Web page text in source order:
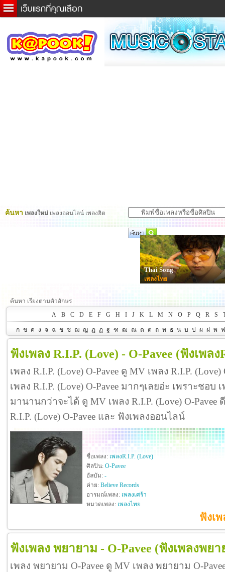
ข่าวด่วน
ละคร
ค้นหา เพลงใหม่ เพลงออนไลน์ เพลงฮิต
Thai Song
เพลงไทย
ค้นหา เรียงตามตัวอักษร
A
B C D E F G H I J K L M N O P Q R S
ก ข ค ง จ ฉ ช ซ ฌ ญ ฎ ฏ ฐ ฑ ฒ ณ ด ต ถ ท ธ น บ ป ผ ฝ พ ฟ
ฟังเพลง R.I.P. (Love) - O-Pavee (ฟังเพลง
เพลง R.I.P. (Love) O-Pavee ดู MV เพลง R.I.P. (Love)
เพลง R.I.P. (Love) O-Pavee มากๆเลยอ่ะ เพราะชอบ
มานานกว่าจะได้ ดู MV เพลง R.I.P. (Love) O-
R.I.P. (Love) O-Pavee และ ฟังเพลงออนไลน์
ชื่อเพลง: เพลงR.I.P. (Love)
ศิลปิน: O-Pavee
อัลบัม: -
ค่าย: Believe Records
อารมณ์เพลง: เพลงเศร้า
หมวดเพลง: เพลงไทย
ฟังเพ
ฟังเพลง พยายาม - O-Pavee (ฟังเพลงพยา
เพลง พยายาม O-Pavee ดู MV เพลง พยายาม O-